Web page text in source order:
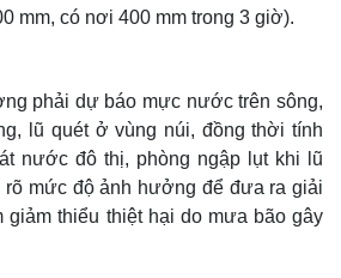
mm, có nơi 400 mm trong 3 giờ).
phải dự báo mực nước trên sông,
lũ quét ở vùng núi, đồng thời tính
nước đô thị, phòng ngập lụt khi lũ
rõ mức độ ảnh hưởng để đưa ra giải
giảm thiểu thiệt hại do mưa bão gây